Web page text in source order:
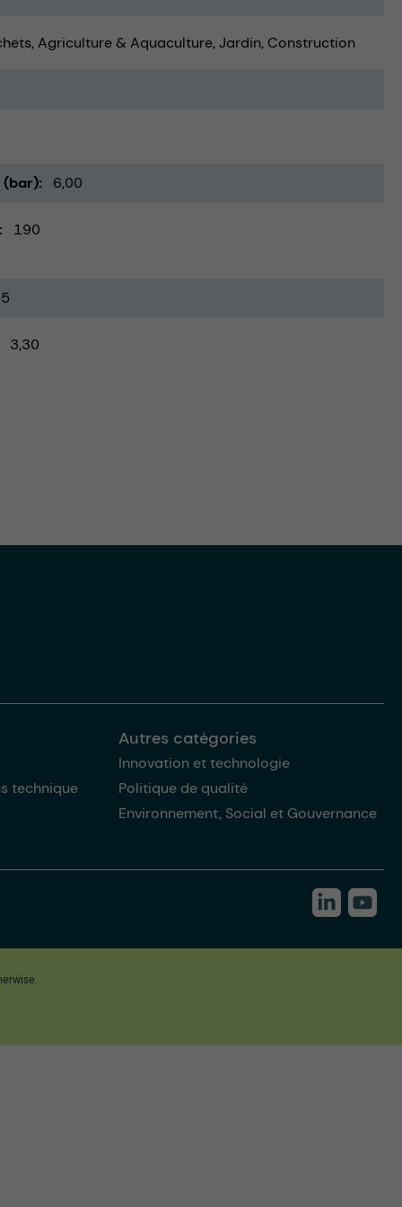
Agriculture & Aquaculture Jardin Construction
(bar) 6,00
190
3,30
technique
Autres catégories
Innovation et technologie
Politique de qualité
Environnement, Social et Gouvernance